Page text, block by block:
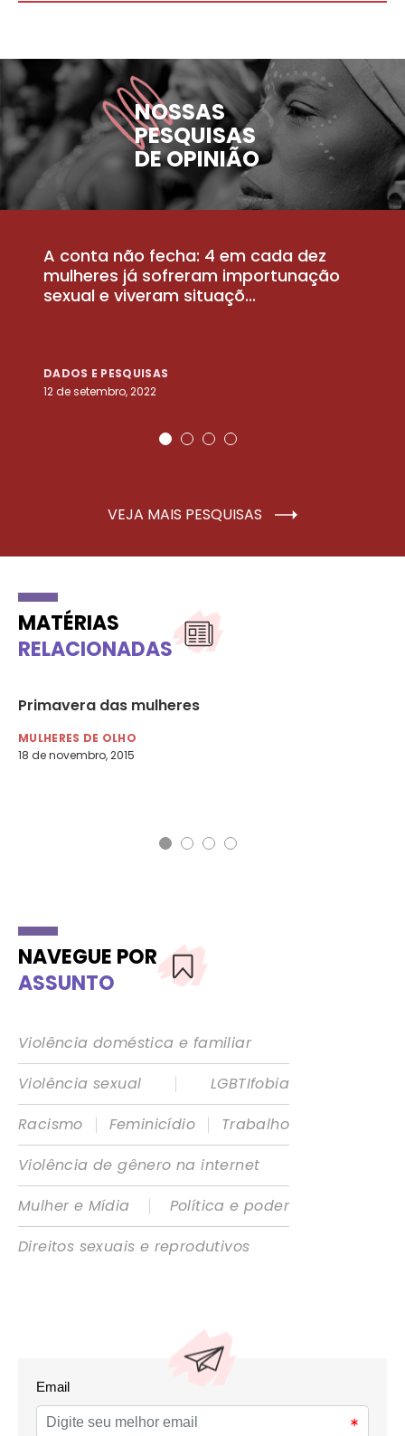
NOSSAS
PESQUISAS
DE OPINIÃO
A conta não fecha: 4 em cada dez
mulheres já sofreram importunação
sexual e viveram situaçõ...
DADOS E PESQUISAS
12 de setembro, 2022
VEJA MAIS PESQUISAS
MATÉRIAS
RELACIONADAS
Primavera das mulheres
MULHERES DE OLHO
18 de novembro, 2015
NAVEGUE POR
ASSUNTO
Violência doméstica e familiar
Violência sexual
|
LGBTIfobia
Racismo
| Feminicídio |
Trabalho
Violência de gênero na internet
Mulher e Mídia
|
Política e poder
Direitos sexuais e reprodutivos